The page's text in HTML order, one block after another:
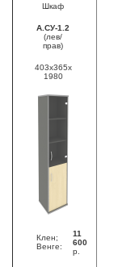
Шкаф
А.СУ-1.2
(лев/
прав)
403x365x
1980
Клен;
Венге:
11
600
р.